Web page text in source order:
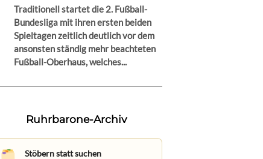
Traditionell startet die 2. Fußball-
Bundesliga mit ihren ersten beiden
Spieltagen zeitlich deutlich vor dem
ansonsten ständig mehr beachteten
Fußball-Oberhaus, welches...
Ruhrbarone-Archiv
Stöbern statt suchen